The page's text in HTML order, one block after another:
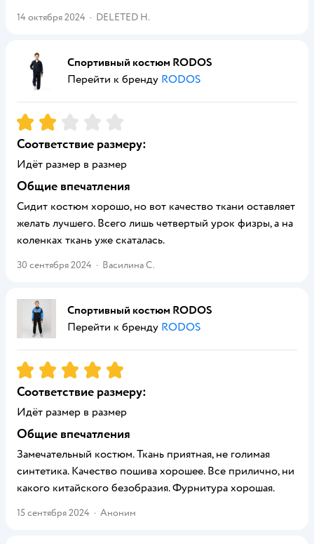
14 октября 2024 · DELETED Н.
Спортивный костюм RODOS
Перейти к бренду RODOS
Рейтинг:2
Соответствие размеру:
Идёт размер в размер
Общие впечатления
Сидит костюм хорошо, но вот качество ткани оставляет
желать лучшего. Всего лишь четвертый урок физры, а на
коленках ткань уже скаталась.
30 сентября 2024 · Василина С.
Спортивный костюм RODOS
Перейти к бренду RODOS
Рейтинг:5
Соответствие размеру:
Идёт размер в размер
Общие впечатления
Замечательный костюм. Ткань приятная, не голимая
синтетика. Качество пошива хорошее. Все прилично, ни
какого китайского безобразия. Фурнитура хорошая.
15 сентября 2024 · Аноним